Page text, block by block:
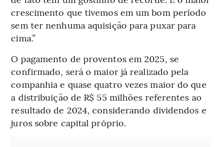
crescimento que tivemos em um bom período
sem ter nenhuma aquisição para puxar para
cima.”
O pagamento de proventos em 2025, se
confirmado, será o maior já realizado pela
companhia e quase quatro vezes maior do que
a distribuição de R$ 55 milhões referentes ao
resultado de 2024, considerando dividendos e
juros sobre capital próprio.